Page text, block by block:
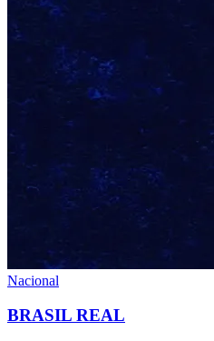
Nacional
BRASIL REAL